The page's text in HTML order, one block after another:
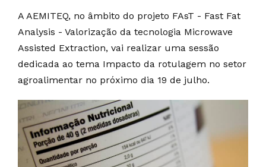
A AEMITEQ, no âmbito do projeto FAsT - Fast Fat
Analysis - Valorização da tecnologia Microwave
Assisted Extraction, vai realizar uma sessão
dedicada ao tema Impacto da rotulagem no setor
agroalimentar no próximo dia 19 de julho.